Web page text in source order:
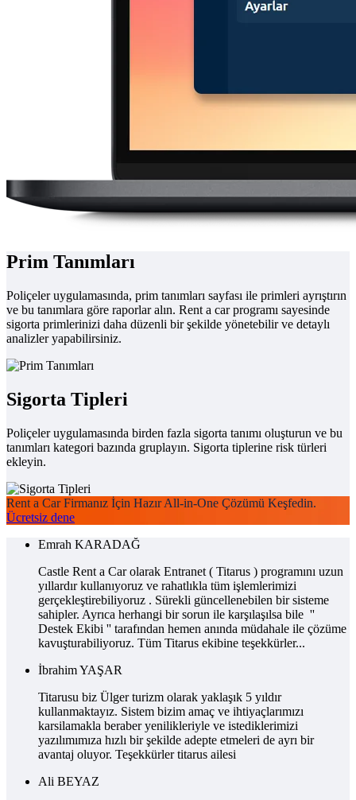
Prim Tanımları
Poliçeler uygulamasında, prim tanımları sayfası ile primleri ayrıştırın
ve bu tanımlara göre raporlar alın. Rent a car programı sayesinde
sigorta primlerinizi daha düzenli bir şekilde yönetebilir ve detaylı
analizler yapabilirsiniz.
Sigorta Tipleri
Poliçeler uygulamasında birden fazla sigorta tanımı oluşturun ve bu
tanımları kategori bazında gruplayın. Sigorta tiplerine risk türleri
ekleyin.
Rent a Car Firmanız İçin Hazır All-in-One Çözümü Keşfedin.
Ücretsiz dene
Emrah KARADAĞ
Castle Rent a Car olarak Entranet ( Titarus ) programını uzun
yıllardır kullanıyoruz ve rahatlıkla tüm işlemlerimizi
gerçekleştirebiliyoruz . Sürekli güncellenebilen bir sisteme
sahipler. Ayrıca herhangi bir sorun ile karşılaşılsa bile ''
Destek Ekibi '' tarafından hemen anında müdahale ile çözüme
kavuşturabiliyoruz. Tüm Titarus ekibine teşekkürler...
İbrahim YAŞAR
Titarusu biz Ülger turizm olarak yaklaşık 5 yıldır
kullanmaktayız. Sistem bizim amaç ve ihtiyaçlarımızı
karsilamakla beraber yenilikleriyle ve istediklerimizi
yazılımımıza hızlı bir şekilde adepte etmeleri de ayrı bir
avantaj oluyor. Teşekkürler titarus ailesi
Ali BEYAZ